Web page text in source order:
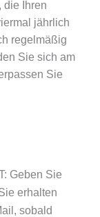
die Ihren
jährlich
regelmäßig
Sie sich am
Sie
Geben Sie
erhalten
sobald